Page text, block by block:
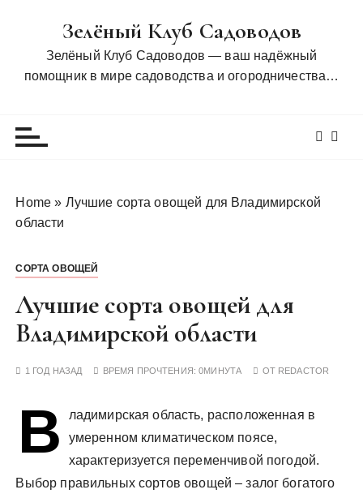
Зелёный Клуб Садоводов
Зелёный Клуб Садоводов — ваш надёжный
помощник в мире садоводства и огородничества…
Home » Лучшие сорта овощей для Владимирской
области
СОРТА ОВОЩЕЙ
Лучшие сорта овощей для
Владимирской области
1 ГОД НАЗАД ВРЕМЯ ПРОЧТЕНИЯ:0МИНУТА ОТ REDACTOR
В
ладимирская область, расположенная в
умеренном климатическом поясе,
характеризуется переменчивой погодой.
Выбор правильных сортов овощей – залог богатого